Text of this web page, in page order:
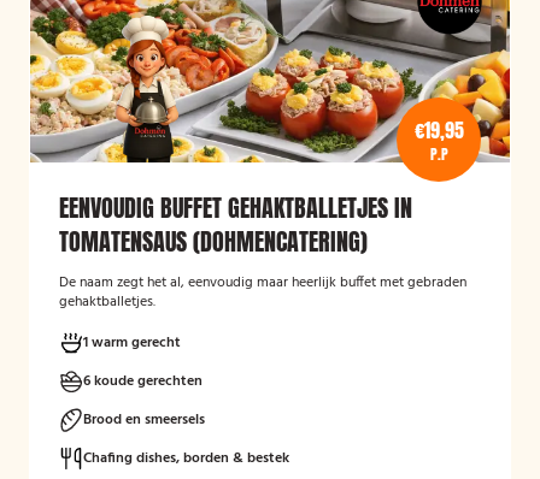
€19,95
P.P
EENVOUDIG BUFFET GEHAKTBALLETJES IN
TOMATENSAUS (DOHMENCATERING)
De naam zegt het al, eenvoudig maar heerlijk buffet met gebraden
gehaktballetjes.
1 warm gerecht
6 koude gerechten
Brood en smeersels
Chafing dishes, borden & bestek